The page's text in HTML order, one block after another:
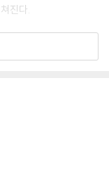
진다.
록을 결합한 센세이
글로리아(Gloria)」,
거(Rock´n´roll Nigge